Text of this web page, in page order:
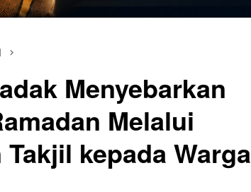
Menyebarkan
Melalui
kepada Warga